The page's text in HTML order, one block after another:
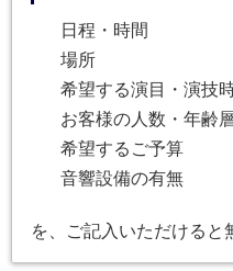
日程・時間
場所
希望する演目・演技
お客様の人数・年齢
希望するご予算
音響設備の有無
を、ご記入いただけると